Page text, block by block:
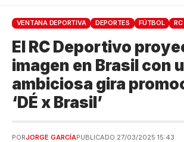
VENTANA DEPORTIVA DEPORTES FÚTBOL
El RC Deportivo
imagen en Brasil con
ambiciosa gira
‘DÉ x Brasil’
PORJORGE GARCÍAPUBLICADO 27/03/2025 15:43